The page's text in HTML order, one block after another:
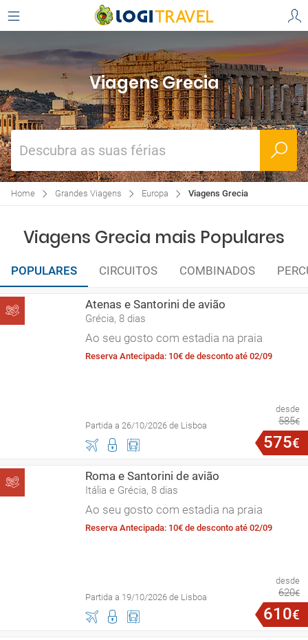
Viagens Grecia
Descubra as suas férias
Home Grandes Viagens Europa Viagens Grecia
Viagens Grecia mais Populares
POPULARES CIRCUITOS COMBINADOS
Atenas e Santorini de avião
Grécia, 8 dias
Ao seu gosto com estadia na praia
Reserva Antecipada: 10€ de desconto até 02/09
Partida a 26/10/2026 de Lisboa
desde
585€
575€
Roma e Santorini de avião
Itália e Grécia, 8 dias
Ao seu gosto com estadia na praia
Reserva Antecipada: 10€ de desconto até 02/09
Partida a 19/10/2026 de Lisboa
desde
620€
610€